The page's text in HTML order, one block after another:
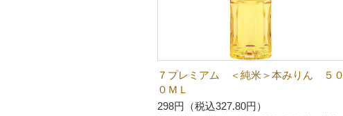
７プレミアム ＜純米＞本みりん ５０
０ＭＬ
298円（税込327.80円）